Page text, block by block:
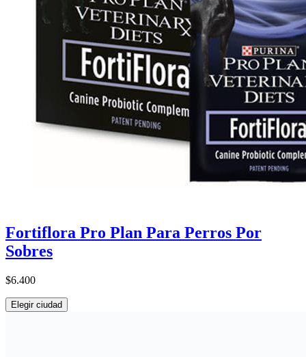
Fortiflora Pro Plan Para Perros Por
Sobres
$6.400
Elegir ciudad